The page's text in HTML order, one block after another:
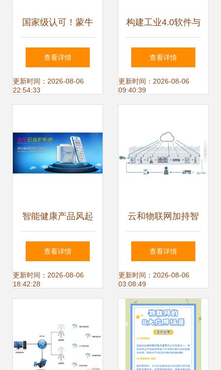
国家级认可！蒙牛
宁夏工厂入选工信
部首批卓越级智能
应用服务新未来
查看详情
更新时间：2026-08-06
22:54:33
构建工业4.0软件与
服务 陈小兵在V课
堂第28期解析物联
查看详情
更新时间：2026-08-06
09:40:39
智能健康产品风起
云涌，深圳礼品家
居展为健康支招
查看详情
更新时间：2026-08-06
18:42:28
云和物联网加持智
能制造系统的快速
发展——JITStack
制造业私有云与物
联网应用服务的深
度融合
查看详情
更新时间：2026-08-06
03:08:49